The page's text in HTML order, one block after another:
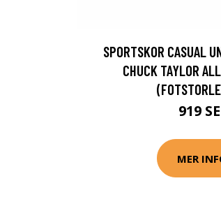
SPORTSKOR CASUAL
CHUCK TAYLOR
919
MER